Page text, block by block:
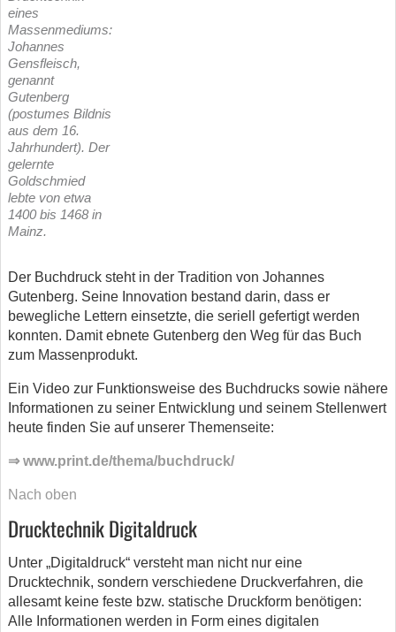
eines
Massenmediums:
Johannes
Gensfleisch,
genannt
Gutenberg
(postumes Bildnis
aus dem 16.
Jahrhundert). Der
gelernte
Goldschmied
lebte von etwa
1400 bis 1468 in
Mainz.
Der Buchdruck steht in der Tradition von Johannes
Gutenberg. Seine Innovation bestand darin, dass er
bewegliche Lettern einsetzte, die seriell gefertigt werden
konnten. Damit ebnete Gutenberg den Weg für das Buch
zum Massenprodukt.
Ein Video zur Funktionsweise des Buchdrucks sowie nähere
Informationen zu seiner Entwicklung und seinem Stellenwert
heute finden Sie auf unserer Themenseite:
⇒ www.print.de/thema/buchdruck/
Nach oben
Drucktechnik Digitaldruck
Unter „Digitaldruck“ versteht man nicht nur eine
Drucktechnik, sondern verschiedene Druckverfahren, die
allesamt keine feste bzw. statische Druckform benötigen:
Alle Informationen werden in Form eines digitalen